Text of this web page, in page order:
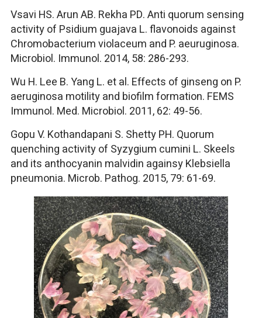
Vsavi HS. Arun AB. Rekha PD. Anti quorum sensing
activity of Psidium guajava L. flavonoids against
Chromobacterium violaceum and P. aeuruginosa.
Microbiol. Immunol. 2014, 58: 286-293.
Wu H. Lee B. Yang L. et al. Effects of ginseng on P.
aeruginosa motility and biofilm formation. FEMS
Immunol. Med. Microbiol. 2011, 62: 49-56.
Gopu V. Kothandapani S. Shetty PH. Quorum
quenching activity of Syzygium cumini L. Skeels
and its anthocyanin malvidin againsy Klebsiella
pneumonia. Microb. Pathog. 2015, 79: 61-69.